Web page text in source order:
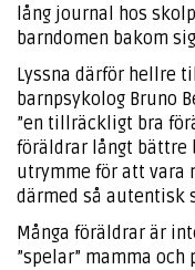
lång journal hos
barndomen bakom
Lyssna därför hellre
barnpsykolog Bruno
”en tillräckligt bra
föräldrar långt bättre
utrymme för att vara
därmed så autentisk
Många föräldrar är
”spelar” mamma